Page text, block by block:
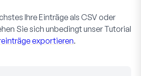
Ihre Einträge als CSV oder
Sie sich unbedingt unser Tutorial
exportieren.